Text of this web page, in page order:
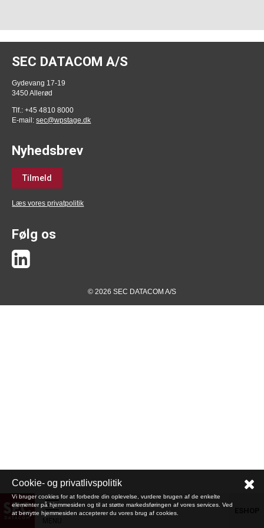
SEC DATACOM A/S
Gydevang 17-19
3450 Allerød
Tlf.: +45 4810 8000
E-mail:sec@wpstage.dk
Nyhedsbrev
Tilmeld
Læs vores privatpolitik
Følg os
© 2026 SEC DATACOM A/S
Cookie- og privatlivspolitik
Vi bruger cookies for at forbedre din oplevelse, vurdere brugen af de enkelte
elementer på hjemmesiden og til at støtte markedsføringen af vores services. Ved
at benytte hjemmesiden accepterer du vores brug af cookies.